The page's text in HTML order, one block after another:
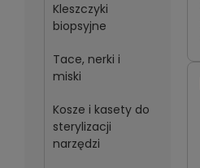
Kleszczyki
biopsyjne
Tace, nerki i
miski
Kosze i kasety do
sterylizacji
narzędzi